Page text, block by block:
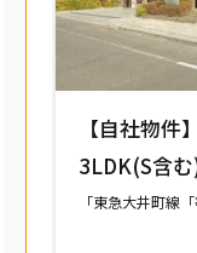
【自社物
ジデンスス
中町】
3LDK(S含
「東急大井町線